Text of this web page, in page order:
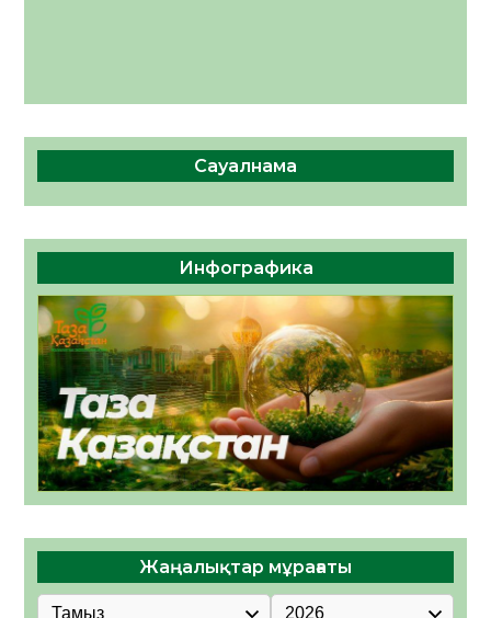
Сауалнама
Инфографика
Жаңалықтар мұрағаты